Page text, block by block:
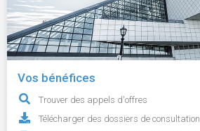
Vos bénéfices
Trouver des appels d'offres
Télécharger des dossiers de consultation